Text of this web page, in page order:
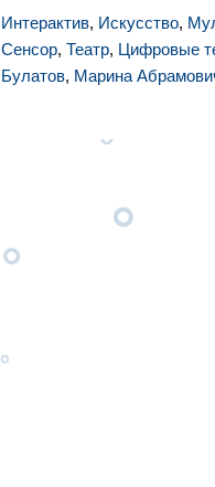
Интерактив, Искусство,
Сенсор, Театр, Цифровые
Булатов, Марина